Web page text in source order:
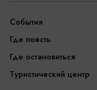
События
Где поесть
Где остановиться
Туристический центр